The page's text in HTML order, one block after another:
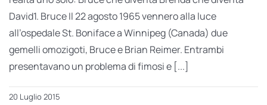
David1. Bruce Il 22 agosto 1965 vennero alla luce
all’ospedale St. Boniface a Winnipeg (Canada) due
gemelli omozigoti, Bruce e Brian Reimer. Entrambi
presentavano un problema di fimosi e [...]
20 Luglio 2015